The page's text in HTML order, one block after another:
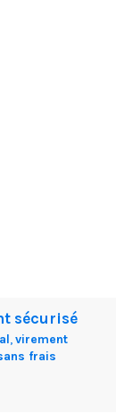
sécurisé
,virement
frais